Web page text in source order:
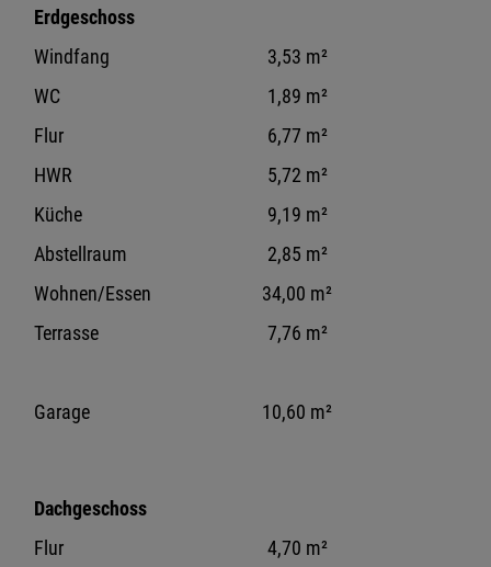
Erdgeschoss
Windfang
3,53 m²
WC
1,89 m²
Flur
6,77 m²
HWR
5,72 m²
Küche
9,19 m²
Abstellraum
2,85 m²
Wohnen/Essen
34,00 m²
Terrasse
7,76 m²
Garage 10,60 m²
Dachgeschoss
Flur
4,70 m²